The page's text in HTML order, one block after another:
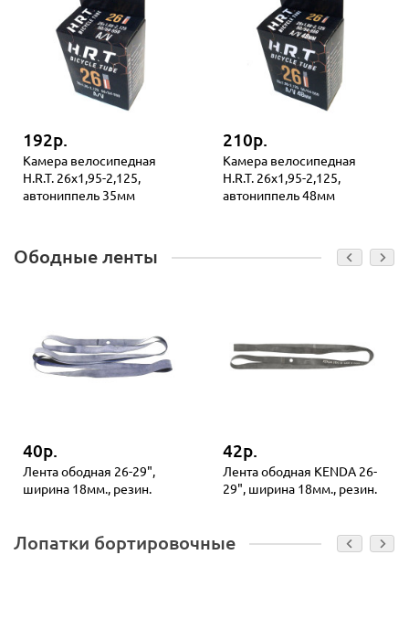
192р.
Камера велосипедная
H.R.T. 26x1,95-2,125,
автониппель 35мм
210р.
Камера велосипедная
H.R.T. 26x1,95-2,125,
автониппель 48мм
Ободные ленты
40р.
Лента ободная 26-29",
ширина 18мм., резин.
42р.
Лента ободная KENDA 26-
29", ширина 18мм., резин.
Лопатки бортировочные